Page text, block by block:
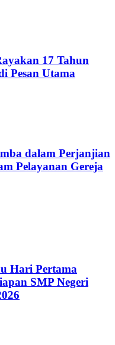
17 Tahun
Pesan Utama
dalam Perjanjian
Pelayanan Gereja
Hari Pertama
SMP Negeri